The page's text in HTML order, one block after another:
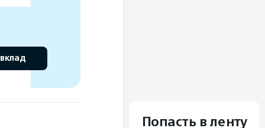
Попасть в ленту